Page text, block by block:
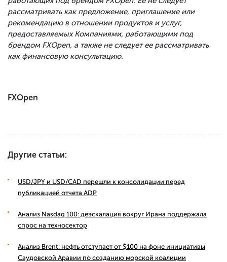
рассматривать как предложение, приглашение или
рекомендацию в отношении продуктов и услуг,
предоставляемых Компаниями, работающими под
брендом FXOpen, а также не следует ее рассматривать
как финансовую консультацию.
FXOpen
Другие статьи:
USD/JPY и USD/CAD перешли к консолидации перед
публикацией отчета ADP
Анализ Nasdaq 100: деэскалация вокруг Ирана поддержала
спрос на техносектор
Анализ Brent: нефть отступает от $100 на фоне инициативы
Саудовской Аравии по созданию морской коалиции